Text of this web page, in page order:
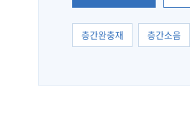
층간완충재 층간소음